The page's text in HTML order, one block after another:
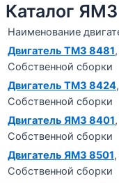
Каталог
Наименование
Двигатель ТМЗ 8481
Собственной сборки
Двигатель ТМЗ 8424
Собственной сборки
Двигатель ЯМЗ 8401
Собственной сборки
Двигатель ЯМЗ 8501
Собственной сборки